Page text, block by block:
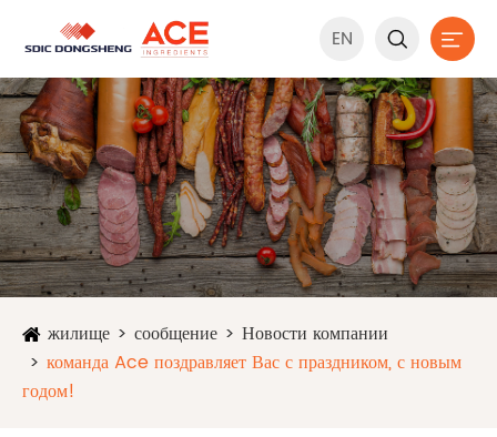
EN  
жилище сообщение
Новости компании
команда Ace поздравляет Вас с праздником, с новым
годом!